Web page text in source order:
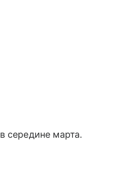
в середине марта.